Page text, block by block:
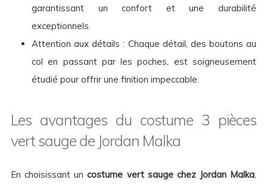
garantissant un confort et une durabilité
exceptionnels.
Attention aux détails : Chaque détail, des boutons au
col en passant par les poches, est soigneusement
étudié pour offrir une finition impeccable.
Les avantages du costume 3 pièces
vert sauge de Jordan Malka
En choisissant uncostume vert sauge chez Jordan Malka,